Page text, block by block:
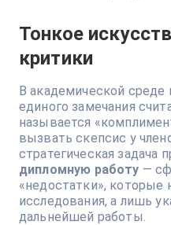
Тонкое
критики
В академической среде
единого замечания
называется
вызвать скепсис у
стратегическая задача
дипломную работу —
«недостатки»,
исследования, а лишь
дальнейшей работы.